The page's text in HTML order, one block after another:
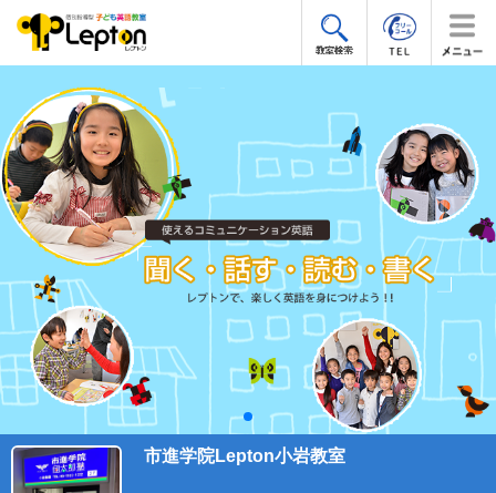
市進学院Lepton小岩教室